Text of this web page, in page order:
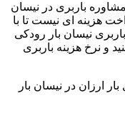
باربری در نیسان
هزینه ای نیست تا با
نیسان بار رودکی
و نرخ هزینه باربری
ارزان در نیسان بار